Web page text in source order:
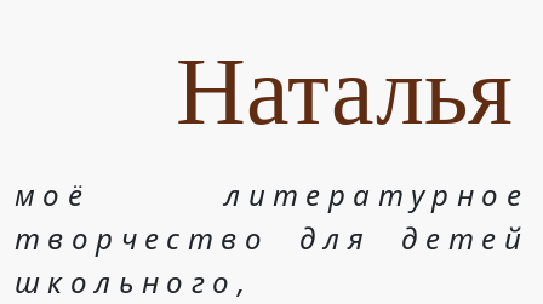
Наталья
моё литературное
творчество для детей
школьного,